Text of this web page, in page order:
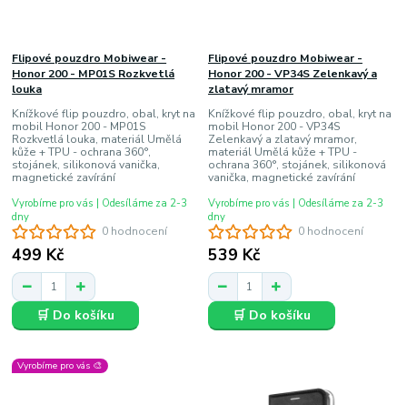
0 hodnocení
Flipové pouzdro Mobiwear -
Honor 200 - MP01S Rozkvetlá
louka
Knížkové flip pouzdro, obal, kryt na
mobil Honor 200 - MP01S
Rozkvetlá louka, materiál Umělá
kůže + TPU - ochrana 360°,
stojánek, silikonová vanička,
magnetické zavírání
499 Kč
Vyrobíme pro vás | Odesíláme za 2-3
dny
🛒 Do košíku
0 hodnocení
Flipové pouzdro Mobiwear -
Honor 200 - VP34S Zelenkavý a
zlatavý mramor
Knížkové flip pouzdro, obal, kryt na
mobil Honor 200 - VP34S
Zelenkavý a zlatavý mramor,
materiál Umělá kůže + TPU -
ochrana 360°, stojánek, silikonová
vanička, magnetické zavírání
539 Kč
Vyrobíme pro vás | Odesíláme za 2-3
dny
🛒 Do košíku
Vyrobíme pro vás 🎨